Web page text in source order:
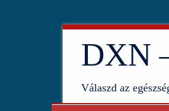
DXN
Válaszd az